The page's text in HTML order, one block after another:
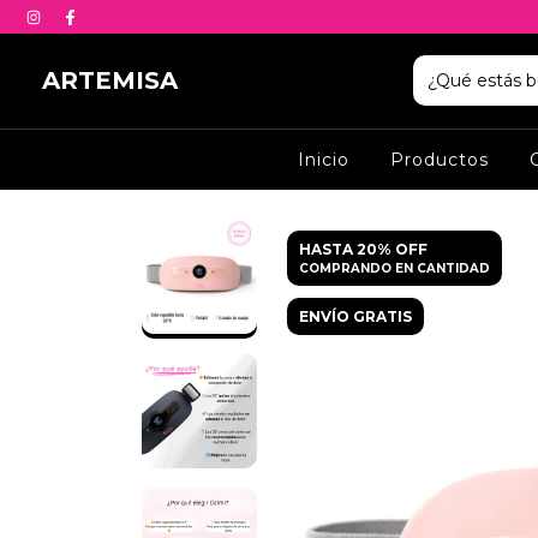
ARTEMISA
Inicio Productos
HASTA 20% OFF
COMPRANDO EN CANTIDAD
ENVÍO GRATIS